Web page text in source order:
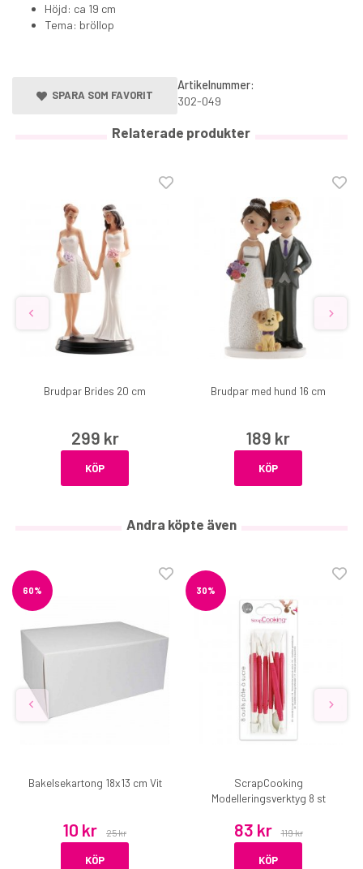
Höjd: ca 19 cm
Tema: bröllop
SPARA SOM FAVORIT
Artikelnummer:
302-049
Relaterade produkter
Brudpar Brides 20 cm
299 kr
KÖP
Brudpar med hund 16 cm
189 kr
KÖP
Andra köpte även
60%
Bakelsekartong 18x13 cm Vit
10 kr 25 kr
KÖP
30%
ScrapCooking
Modelleringsverktyg 8 st
83 kr 119 kr
KÖP